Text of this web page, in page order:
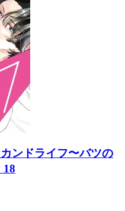
ンドライフ〜バツの
18